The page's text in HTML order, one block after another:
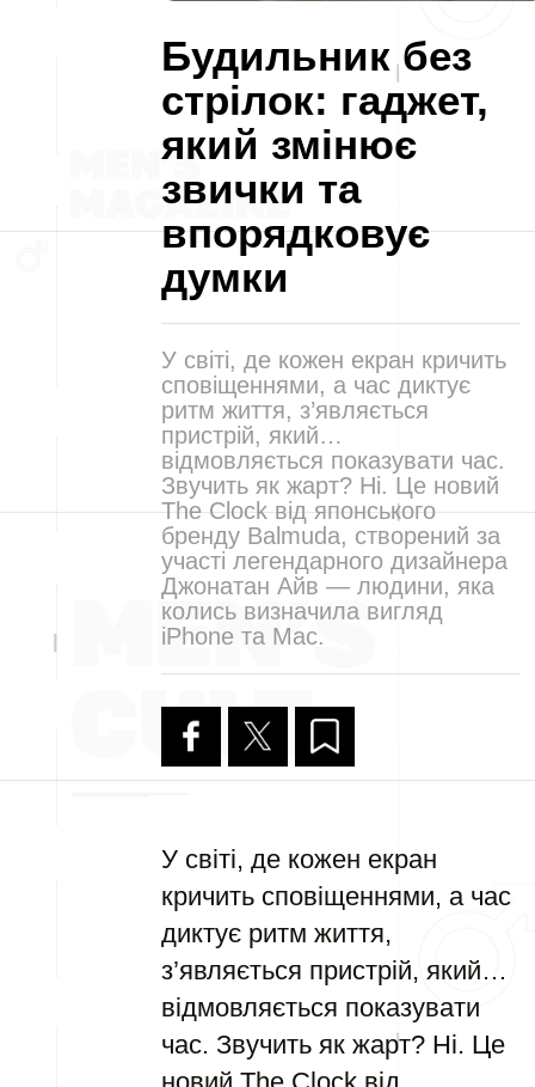
Будильник без
стрілок: гаджет,
який змінює
звички та
впорядковує
думки
У світі, де кожен екран кричить
сповіщеннями, а час диктує
ритм життя, з’являється
пристрій, який…
відмовляється показувати час.
Звучить як жарт? Ні. Це новий
The Clock від японського
бренду Balmuda, створений за
участі легендарного дизайнера
Джонатан Айв — людини, яка
колись визначила вигляд
iPhone та Mac.
У світі, де кожен екран
кричить сповіщеннями, а час
диктує ритм життя,
з’являється пристрій, який…
відмовляється показувати
час. Звучить як жарт? Ні. Це